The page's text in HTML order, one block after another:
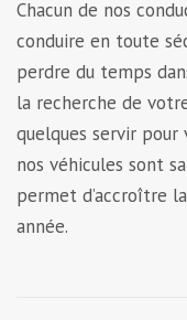
Chacun de nos
conduire en toute
perdre du temps
la recherche de
quelques servir pour
nos véhicules sont
permet d’accroître
année.